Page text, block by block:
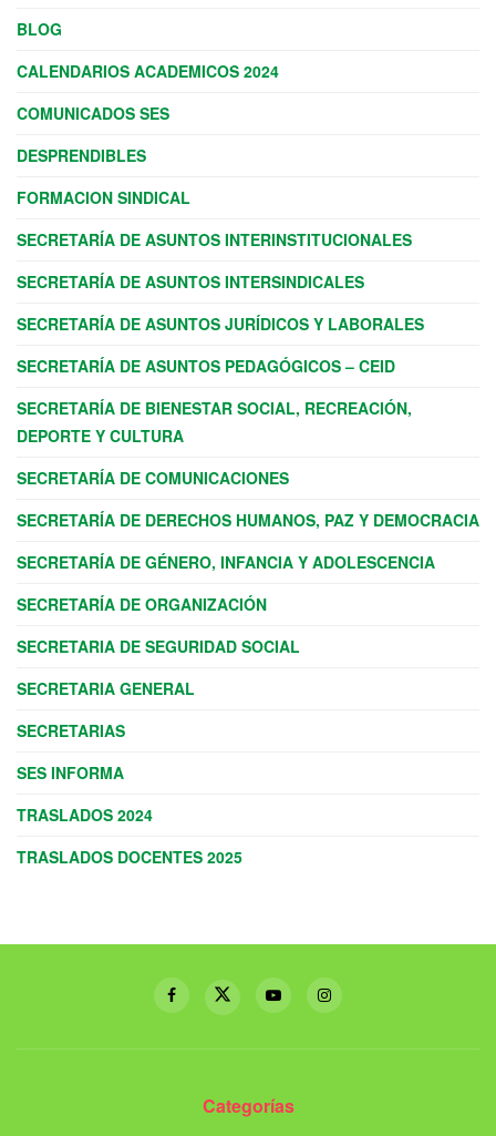
BLOG
CALENDARIOS ACADEMICOS 2024
COMUNICADOS SES
DESPRENDIBLES
FORMACION SINDICAL
SECRETARÍA DE ASUNTOS INTERINSTITUCIONALES
SECRETARÍA DE ASUNTOS INTERSINDICALES
SECRETARÍA DE ASUNTOS JURÍDICOS Y LABORALES
SECRETARÍA DE ASUNTOS PEDAGÓGICOS – CEID
SECRETARÍA DE BIENESTAR SOCIAL, RECREACIÓN,
DEPORTE Y CULTURA
SECRETARÍA DE COMUNICACIONES
SECRETARÍA DE DERECHOS HUMANOS, PAZ Y DEMOCRACIA
SECRETARÍA DE GÉNERO, INFANCIA Y ADOLESCENCIA
SECRETARÍA DE ORGANIZACIÓN
SECRETARIA DE SEGURIDAD SOCIAL
SECRETARIA GENERAL
SECRETARIAS
SES INFORMA
TRASLADOS 2024
TRASLADOS DOCENTES 2025
Categorías